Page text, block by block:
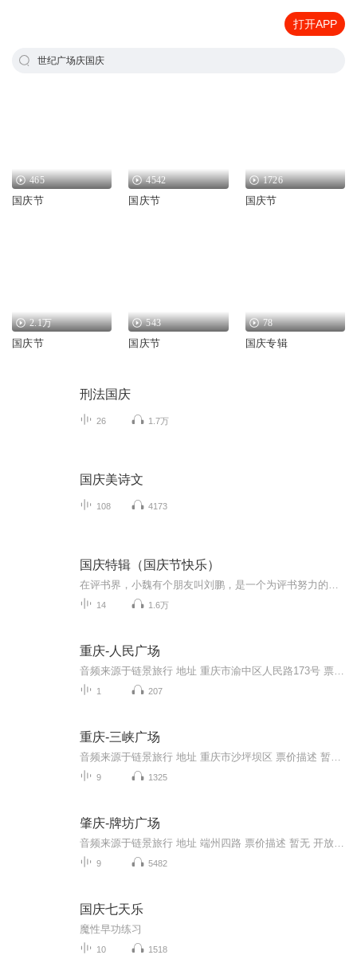
打开APP
世纪广场庆国庆
465
国庆节
4542
国庆节
1726
国庆节
2.1万
国庆节
543
国庆节
78
国庆专辑
刑法国庆
26 1.7万
国庆美诗文
108 4173
国庆特辑（国庆节快乐）
14 1.6万
重庆-人民广场
1 207
重庆-三峡广场
9 1325
肇庆-牌坊广场
9 5482
国庆七天乐
魔性早功练习
10 1518